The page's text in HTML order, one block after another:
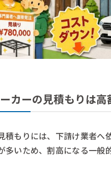
カーの見積もりは高
積もりには、下請け業者
多いため、割高になる一般